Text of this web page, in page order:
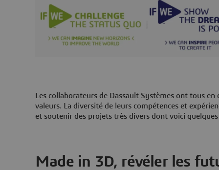
Les collaborateurs de Dassault Systèmes ont tous en
valeurs. La diversité de leurs compétences et
et soutenir des projets très divers dont voici quelques
Made in 3D, révéler les